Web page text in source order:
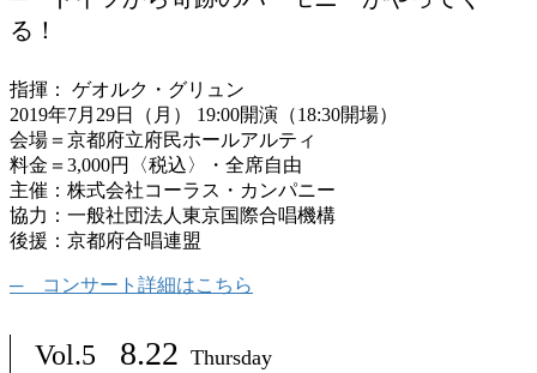
る！
指揮： ゲオルク・グリュン
2019年7月29日（月） 19:00開演（18:30開場）
会場＝京都府立府民ホールアルティ
料金＝3,000円〈税込〉・全席自由
主催：株式会社コーラス・カンパニー
協力：一般社団法人東京国際合唱機構
後援：京都府合唱連盟
コンサート詳細はこちら
Vol.5 8.22 Thursday